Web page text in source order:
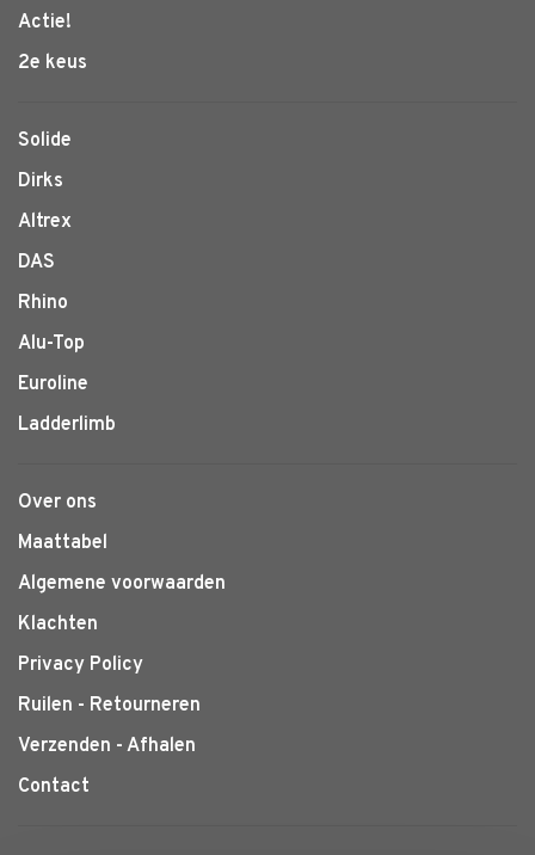
Actie!
2e keus
Solide
Dirks
Altrex
DAS
Rhino
Alu-Top
Euroline
Ladderlimb
Over ons
Maattabel
Algemene voorwaarden
Klachten
Privacy Policy
Ruilen - Retourneren
Verzenden - Afhalen
Contact